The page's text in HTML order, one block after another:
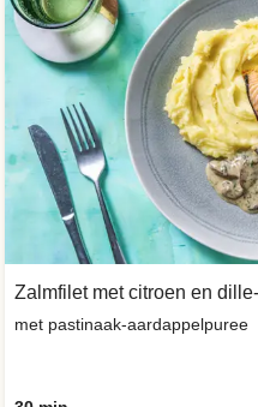
Zalmfilet met citroen en
met pastinaak-aardappelpuree